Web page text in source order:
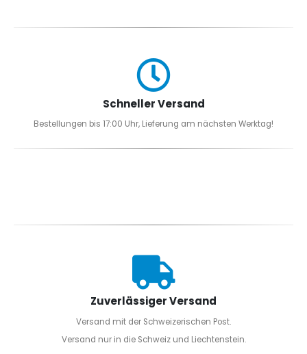
Schneller Versand
Bestellungen bis 17:00 Uhr, Lieferung am nächsten Werktag!
Zuverlässiger Versand
Versand mit der Schweizerischen Post.
Versand nur in die Schweiz und Liechtenstein.